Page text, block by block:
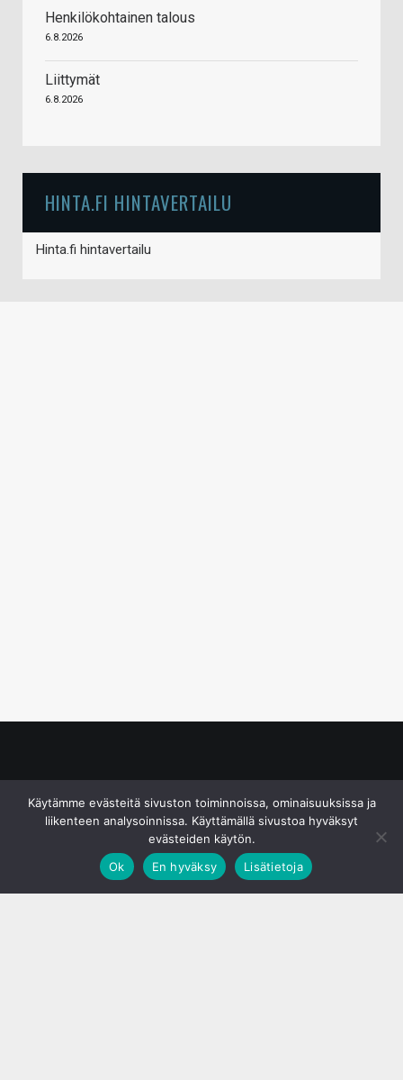
Henkilökohtainen talous
6.8.2026
Liittymät
6.8.2026
HINTA.FI HINTAVERTAILU
Hinta.fi hintavertailu
Käytämme evästeitä sivuston toiminnoissa, ominaisuuksissa ja
liikenteen analysoinnissa. Käyttämällä sivustoa hyväksyt
evästeiden käytön.
Ok
En hyväksy Lisätietoja